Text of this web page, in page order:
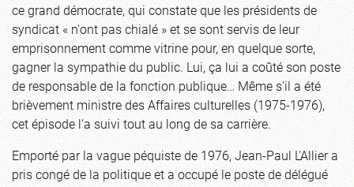
ce grand démocrate, qui constate que les présidents de
syndicat « n'ont pas chialé » et se sont servis de leur
emprisonnement comme vitrine pour, en quelque sorte,
gagner la sympathie du public. Lui, ça lui a coûté son poste
de responsable de la fonction publique… Même s'il a été
brièvement ministre des Affaires culturelles (1975-1976),
cet épisode l’a suivi tout au long de sa carrière.
Emporté par la vague péquiste de 1976, Jean-Paul L'Allier a
pris congé de la politique et a occupé le poste de délégué